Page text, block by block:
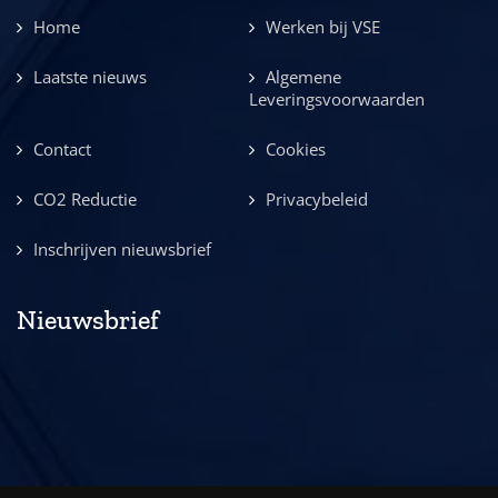
Home Werken bij VSE
Laatste nieuws
Algemene
Leveringsvoorwaarden
Contact Cookies
CO2 Reductie Privacybeleid
Inschrijven nieuwsbrief
Nieuwsbrief